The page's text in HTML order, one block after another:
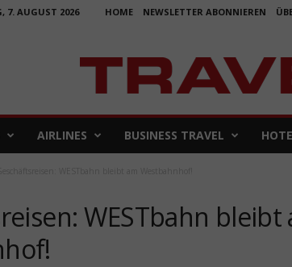
7. AUGUST 2026 HOME NEWSLETTER ABONNIEREN
AIRLINES BUSINESS TRAVEL
WESTbahn bleibt